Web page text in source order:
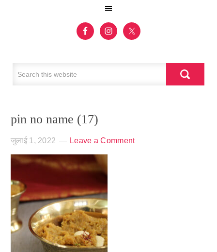
pin no name (17)
जुलाई 1, 2022 Leave a Comment